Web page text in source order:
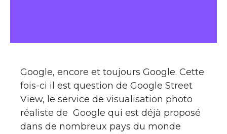
Google, encore et toujours Google. Cette
fois-ci il est question de Google Street
View, le service de visualisation photo
réaliste de Google qui est déjà proposé
dans de nombreux pays du monde